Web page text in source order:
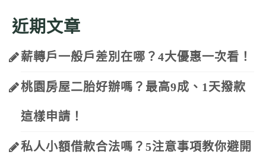
近期文章
薪轉戶一般戶差別在哪？4大優惠一次看！
桃園房屋二胎好辦嗎？最高9成、1天撥款
這樣申請！
私人小額借款合法嗎？5注意事項教你避開